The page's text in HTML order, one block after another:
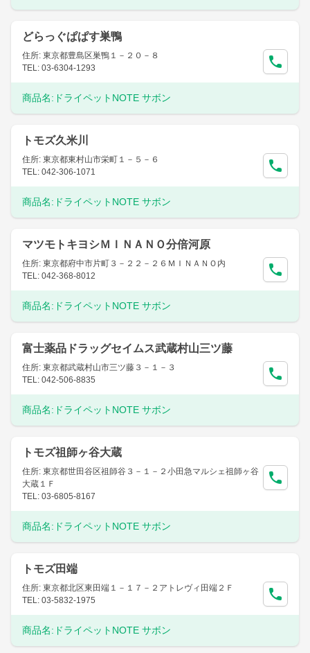
どらっぐぱぱす巣鴨
住所: 東京都豊島区巣鴨１－２０－８
TEL: 03-6304-1293
商品名: ドライペットNOTE サボン
トモズ久米川
住所: 東京都東村山市栄町１－５－６
TEL: 042-306-1071
商品名: ドライペットNOTE サボン
マツモトキヨシＭＩＮＡＮＯ分倍河原
住所: 東京都府中市片町３－２２－２６ＭＩＮＡＮＯ内
TEL: 042-368-8012
商品名: ドライペットNOTE サボン
富士薬品ドラッグセイムス武蔵村山三ツ藤
住所: 東京都武蔵村山市三ツ藤３－１－３
TEL: 042-506-8835
商品名: ドライペットNOTE サボン
トモズ祖師ヶ谷大蔵
住所: 東京都世田谷区祖師谷３－１－２小田急マルシェ祖師ヶ谷
大蔵１Ｆ
TEL: 03-6805-8167
商品名: ドライペットNOTE サボン
トモズ田端
住所: 東京都北区東田端１－１７－２アトレヴィ田端２Ｆ
TEL: 03-5832-1975
商品名: ドライペットNOTE サボン